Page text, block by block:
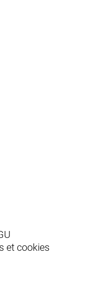
et cookies